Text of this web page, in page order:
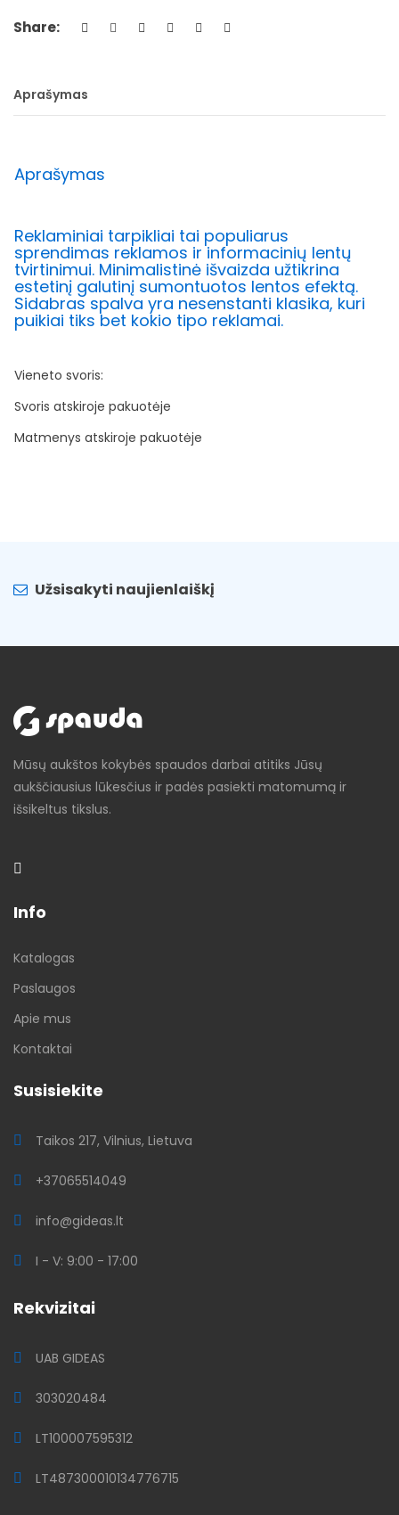
Share:
Aprašymas
Aprašymas
Reklaminiai tarpikliai tai populiarus
sprendimas reklamos ir informacinių lentų
tvirtinimui. Minimalistinė išvaizda užtikrina
estetinį galutinį sumontuotos lentos efektą.
Sidabras spalva yra nesenstanti klasika, kuri
puikiai tiks bet kokio tipo reklamai.
Vieneto svoris:
Svoris atskiroje pakuotėje
Matmenys atskiroje pakuotėje
Užsisakyti naujienlaiškį
Mūsų aukštos kokybės spaudos darbai atitiks Jūsų
aukščiausius lūkesčius ir padės pasiekti matomumą ir
išsikeltus tikslus.
Info
Katalogas
Paslaugos
Apie mus
Kontaktai
Susisiekite
Taikos 217, Vilnius, Lietuva
+37065514049
info@gideas.lt
I - V: 9:00 - 17:00
Rekvizitai
UAB GIDEAS
303020484
LT100007595312
LT487300010134776715